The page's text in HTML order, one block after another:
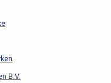
B.V.